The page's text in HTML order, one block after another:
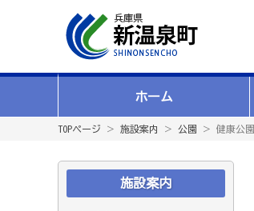
ホーム
TOPページ ＞ 施設案内 ＞ 公園 ＞ 健康公園
施設案内